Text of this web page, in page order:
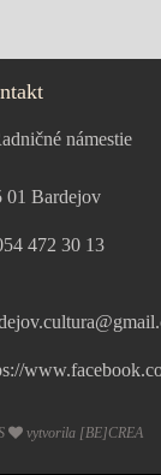
námestie
01 Bardejov
472 30 13
vytvorila [BE]CREA